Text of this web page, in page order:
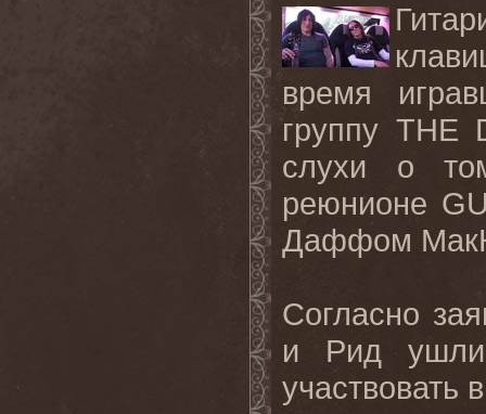
время
группу THE
слухи о
реюнионе
Даффом
Согласно
и Рид
участвовать